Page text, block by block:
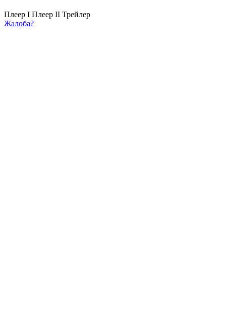
Плеер I Плеер II Трейлер
Жалоба?